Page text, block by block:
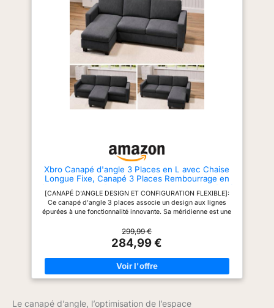
ferme et une résistance à
l'affaissement dans le temps.
La conception du siège est
étudiée pour offrir un soutien
optimal lors de l'utilisation.
[STRUCTURE SOLIDE ET
canapé est conçue avec des
matériaux robustes,
garantissant sa stabilité et sa
solidité durant un usage
quotidien. Cette construction de
apportant confort et style à votre
intérieur. [DIMENSIONS ET
188L x 136,5P x 89H cm. Il est
livré en deux colis distincts
dont les délais de livraison
Xbro Canapé d'angle 3 Places en L avec Chaise
Longue Fixe, Canapé 3 Places Rembourrage en
éponge Haute Résilience, Tissu en Velours Côtelé
Doux, Gris Foncé
[CANAPÉ D'ANGLE DESIGN ET CONFIGURATION FLEXIBLE]:
Ce canapé d'angle 3 places associe un design aux lignes
épurées à une fonctionnalité innovante. Sa méridienne est une
espace : il vous suffit d'ajuster les coussins pour l'installer
aussi bien à gauche qu'à droite du canapé. [CONFORT
OPTIMAL HAUTE RÉSILIENCE]: L'assise et le dossier
bénéficient d'un rembourrage en éponge haute résilience,
assurant un maintien ferme et une résistance à l'affaissement
dans le temps. La conception du siège est étudiée pour offrir
matériaux robustes, garantissant sa stabilité et sa solidité
299,99 €
284,99 €
Le canapé d’angle, l’optimisation de l’espace